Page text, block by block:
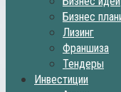
Бизнес
Лизинг
Франшиза
Тендеры
Инвестиции